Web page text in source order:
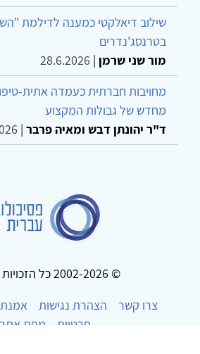
שילוב דיאלקטי כמענה לדילמת
בטרנסג'נדרים
מור שני שרמן |
28.6.2026
מחויבות חברתית כעמדה אתית-
מחדש של גבולות המקצוע
ד"ר יהונתן דבש ומאיה פרבר |
© 2002-2026 כל הזכויות שמורות
צרו קשר
הצהרת נגישות
פרטיות
מפת אתר